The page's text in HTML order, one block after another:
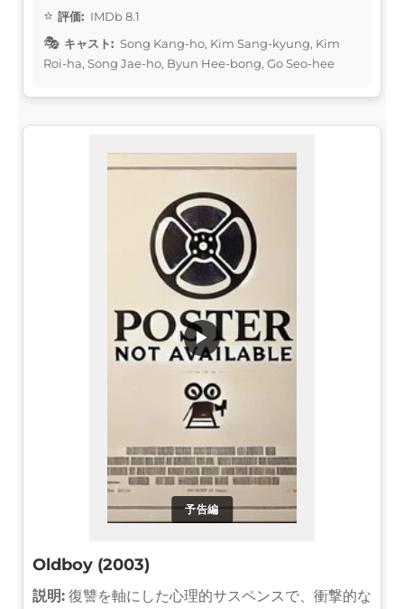
評価: IMDb 8.1
キャスト: Song Kang-ho, Kim Sang-kyung, Kim
Roi-ha, Song Jae-ho, Byun Hee-bong, Go Seo-hee
予告編
▶
Oldboy (2003)
説明: 復讐を軸にした心理的サスペンスで、衝撃的な